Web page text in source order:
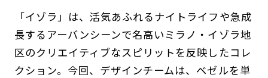
「イゾラ」は、活気あふれるナイトライフや急成
長するアーバンシーンで名高いミラノ・イゾラ地
区のクリエイティブなスピリットを反映したコレ
クション。今回、デザインチームは、ベゼルを単